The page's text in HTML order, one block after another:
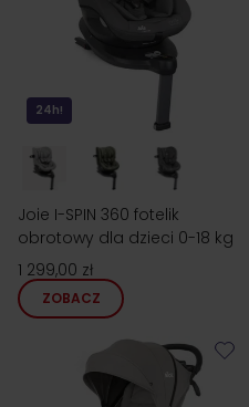
24h!
Joie I-SPIN 360 fotelik
obrotowy dla dzieci 0-18 kg
1 299,00 zł
ZOBACZ